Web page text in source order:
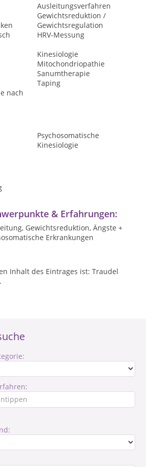
Ausleitungsverfahren
Gewichtsreduktion /
Gewichtsregulation
HRV-Messung
Kinesiologie
Mitochondriopathie
Sanumtherapie
Taping
nach
Psychosomatische
Kinesiologie
& Erfahrungen:
Gewichtsreduktion, Ängste +
Erkrankungen
Inhalt des Eintrages ist: Traudel
.